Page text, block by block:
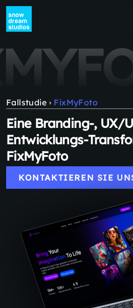
Fallstudie › FixMyFoto
Eine Branding-, UX/
Entwicklungs-
FixMyFoto
KONTAKTIEREN SIE